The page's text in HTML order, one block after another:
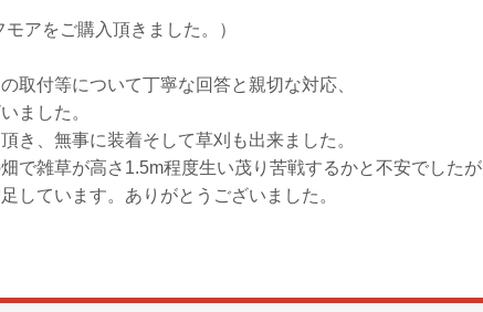
アをご購入頂きました。）
取付等について丁寧な回答と親切な対応、
ました。
き、無事に装着そして草刈も出来ました。
で雑草が高さ1.5m程度生い茂り苦戦するかと不安でしたが
しています。ありがとうございました。